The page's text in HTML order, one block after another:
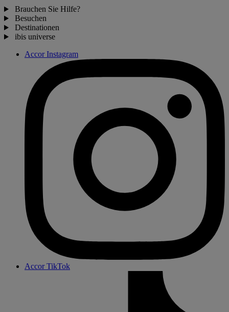
Brauchen Sie Hilfe?
Besuchen
Destinationen
ibis universe
Accor Instagram
Accor TikTok